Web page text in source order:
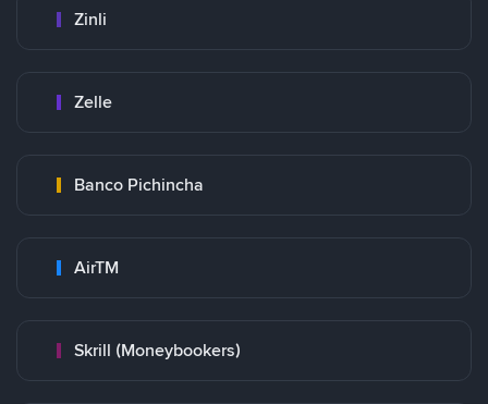
Zinli
Zelle
Banco Pichincha
AirTM
Skrill (Moneybookers)